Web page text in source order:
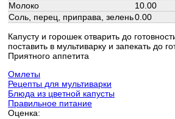
Молоко
10.00
Соль, перец, приправа, зелень0.00
Капусту и горошек отварить до
поставить в мультиварку и запекать до
Приятного аппетита
Омлеты
Рецепты для мультиварки
Блюда из цветной капусты
Правильное питание
Оценка: